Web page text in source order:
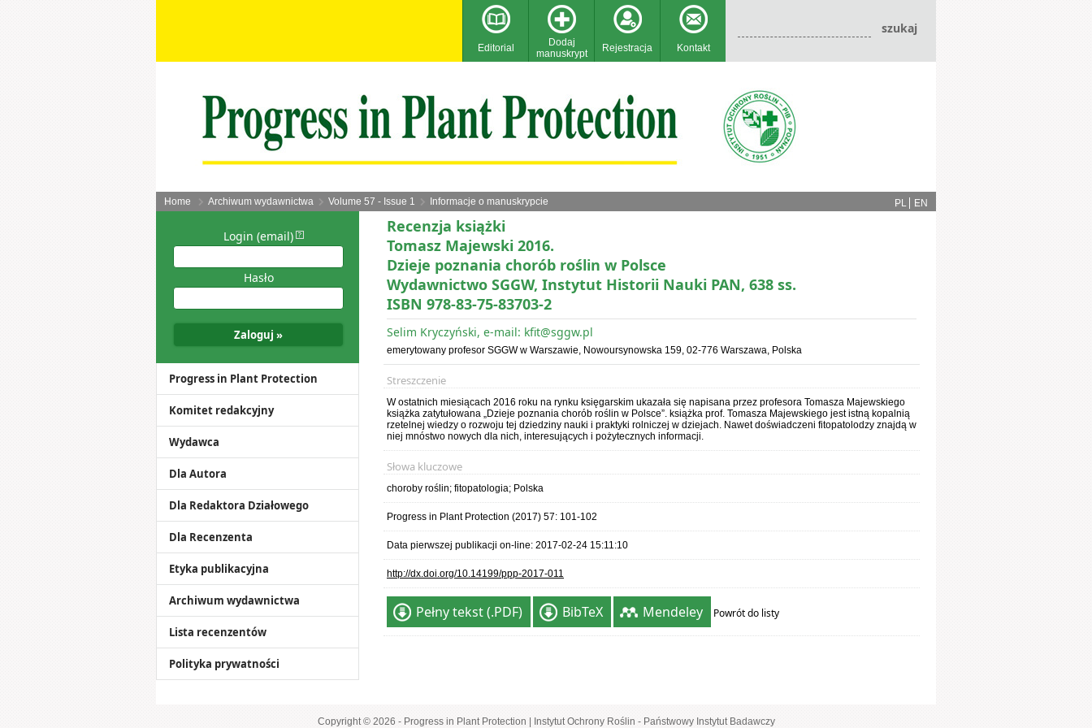
Editorial
Dodaj
manuskrypt
Rejestracja Kontakt
Home Archiwum wydawnictwa Volume 57 - Issue 1 Informacje o manuskrypcie PL EN
Login (email)
Hasło
Progress in Plant Protection
Komitet redakcyjny
Wydawca
Dla Autora
Dla Redaktora Działowego
Dla Recenzenta
Etyka publikacyjna
Archiwum wydawnictwa
Lista recenzentów
Polityka prywatności
Recenzja książki
Tomasz Majewski 2016.
Dzieje poznania chorób roślin w Polsce
Wydawnictwo SGGW, Instytut Historii Nauki PAN, 638 ss.
ISBN 978-83-75-83703-2
Selim Kryczyński, e-mail: kfit@sggw.pl
emerytowany profesor SGGW w Warszawie, Nowoursynowska 159, 02-776 Warszawa, Polska
Streszczenie
W ostatnich miesiącach 2016 roku na rynku księgarskim ukazała się napisana przez profesora Tomasza Majewskiego
książka zatytułowana „Dzieje poznania chorób roślin w Polsce”. książka prof. Tomasza Majewskiego jest istną kopalnią
rzetelnej wiedzy o rozwoju tej dziedziny nauki i praktyki rolniczej w dziejach. Nawet doświadczeni fitopatolodzy znajdą w
niej mnóstwo nowych dla nich, interesujących i pożytecznych informacji.
Słowa kluczowe
choroby roślin; fitopatologia; Polska
Progress in Plant Protection (2017) 57: 101-102
Data pierwszej publikacji on-line: 2017-02-24 15:11:10
http://dx.doi.org/10.14199/ppp-2017-011
Pełny tekst (.PDF) BibTeX Mendeley Powrót do listy
Copyright © 2026 - Progress in Plant Protection | Instytut Ochrony Roślin - Państwowy Instytut Badawczy